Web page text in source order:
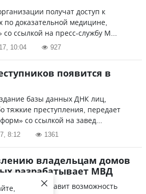
получат доступ к
доказательной медицине,
ссылкой на пресс-службу М...
10:04 927
появится в
базы данных ДНК лиц,
тяжкие преступления, передает
со ссылкой на завед...
8:12 1361
владельцам домов
разрабатывает МВД
предоставит возможность